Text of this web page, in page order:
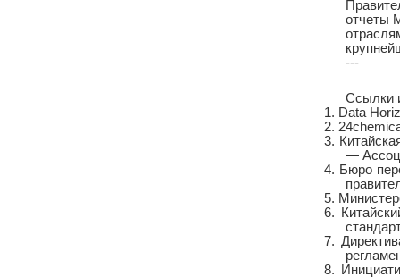
отчеты
---
Ссылки
1. Data
2.
3.
—
4. Бюро
5.
6.
7.
8.